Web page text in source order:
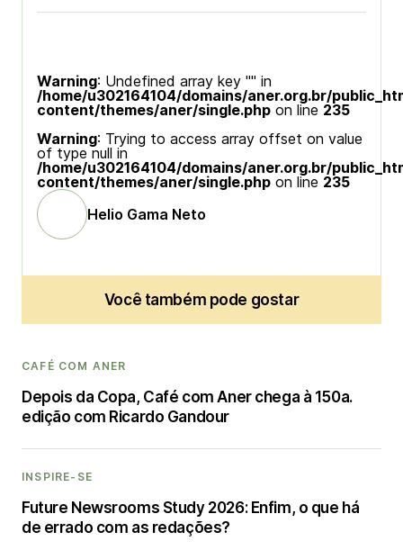
Warning: Undefined array key "" in
/home/u302164104/domains/aner.org.br/
content/themes/aner/single.php on line 235
Warning: Trying to access array offset on value
of type null in
/home/u302164104/domains/aner.org.br/
content/themes/aner/single.php on line 235
Helio Gama Neto
Você também pode gostar
CAFÉ COM ANER
Depois da Copa, Café com Aner chega à 150a.
edição com Ricardo Gandour
INSPIRE-SE
Future Newsrooms Study 2026: Enfim, o que há
de errado com as redações?